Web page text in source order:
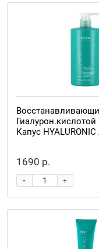
Капус HYALURONIC
1690 р.
+
-